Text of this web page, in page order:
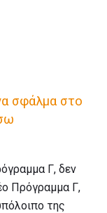
σφάλμα στο
Γ, δεν
Πρόγραμμα Γ,
της